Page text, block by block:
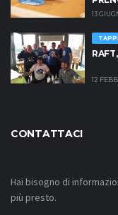
13
12
CONTATTACI
Hai bisogno di
più presto.